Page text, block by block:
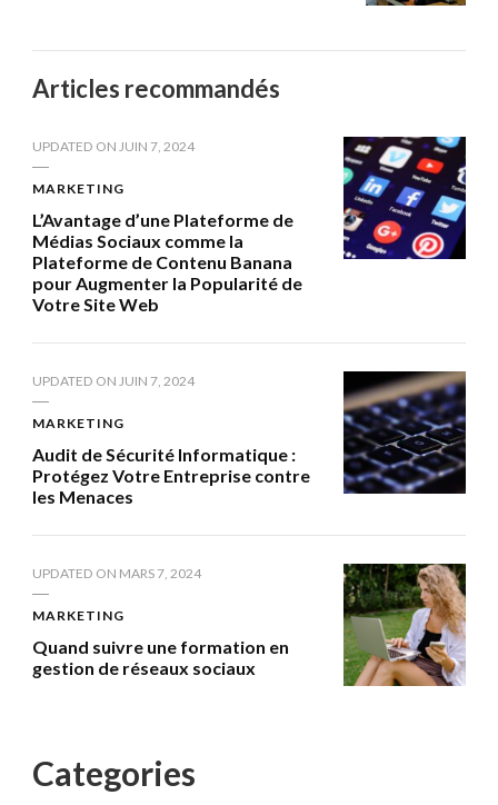
Articles recommandés
UPDATED ON JUIN 7, 2024
MARKETING
L’Avantage d’une Plateforme de
Médias Sociaux comme la
Plateforme de Contenu Banana
pour Augmenter la Popularité de
Votre Site Web
UPDATED ON JUIN 7, 2024
MARKETING
Audit de Sécurité Informatique :
Protégez Votre Entreprise contre
les Menaces
UPDATED ON MARS 7, 2024
MARKETING
Quand suivre une formation en
gestion de réseaux sociaux
Categories